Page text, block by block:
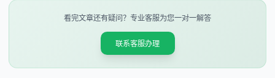
看完文章还有疑问？专业客服为您一对一解答
联系客服办理